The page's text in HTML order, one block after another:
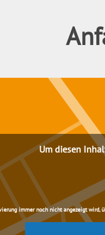
Um diesen
immer noch nicht angezeigt wird,